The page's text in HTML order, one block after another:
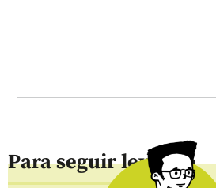
Para seguir leyendo